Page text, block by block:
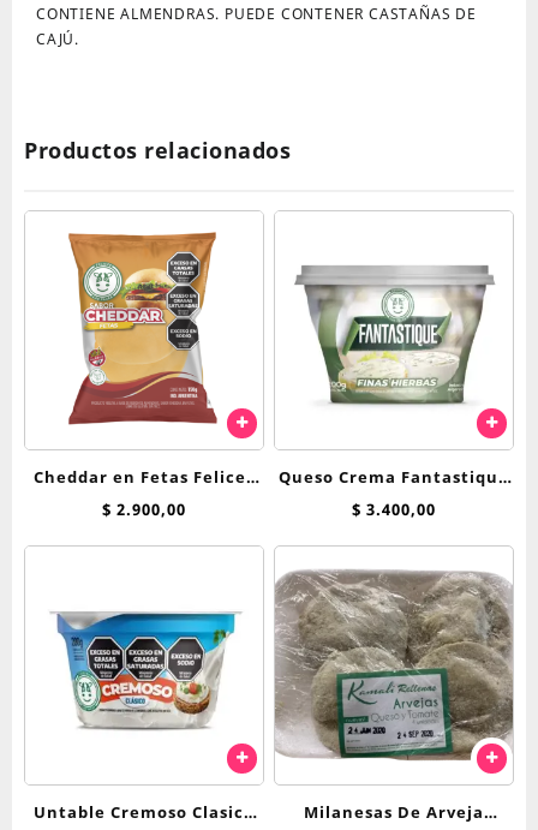
CONTIENE ALMENDRAS. PUEDE CONTENER CASTAÑAS DE
CAJÚ.
Productos relacionados
Cheddar en Fetas Felices
Las Vacas 150 grs
$ 2.900,00
Queso Crema Fantastique
Finas Hierbas 200 grs
$ 3.400,00
Untable Cremoso Clasico Milanesas De Arveja